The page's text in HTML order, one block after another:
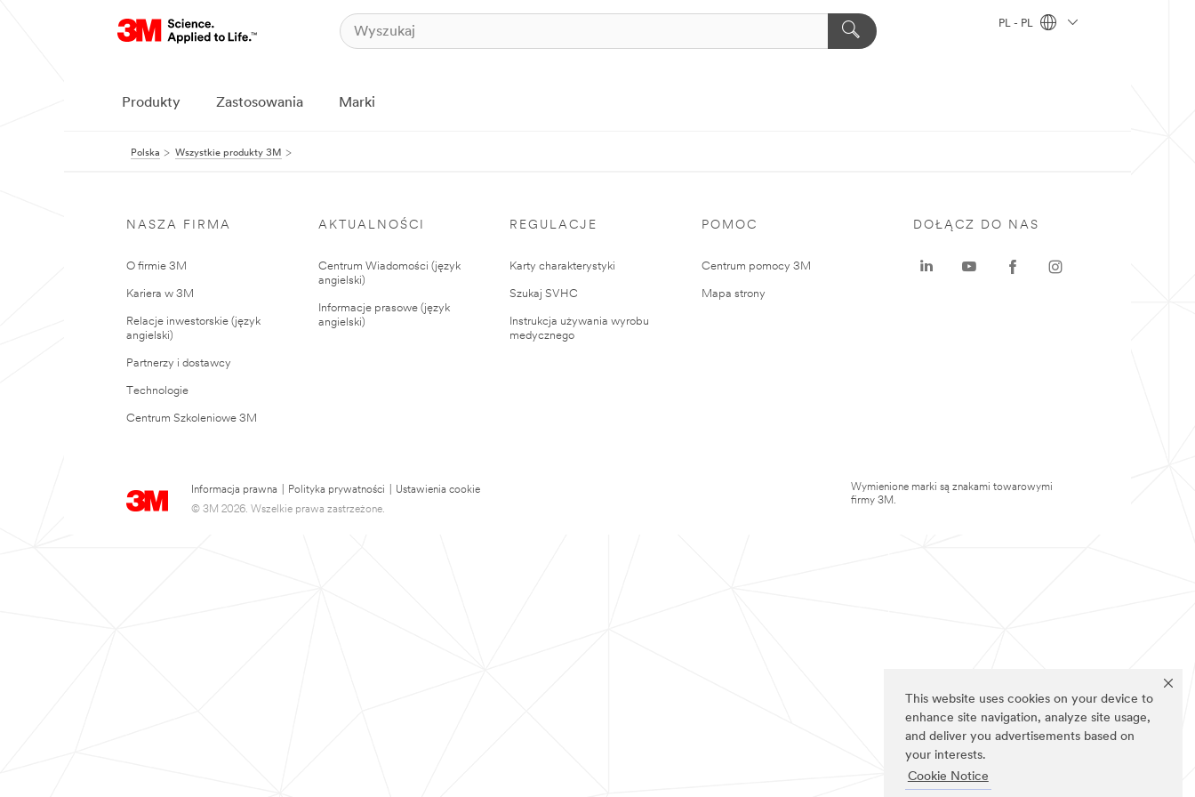
This website uses cookies on your device to
enhance site navigation, analyze site usage,
and deliver you advertisements based on
your interests.
Cookie Notice
PL - PL
Produkty Zastosowania Marki
Polska Wszystkie produkty 3M
NASZA FIRMA
O firmie 3M
Kariera w 3M
Relacje inwestorskie (język
angielski)
Partnerzy i dostawcy
Technologie
Centrum Szkoleniowe 3M
AKTUALNOŚCI
Centrum Wiadomości (język
angielski)
Informacje prasowe (język
angielski)
REGULACJE
Karty charakterystyki
Szukaj SVHC
Instrukcja używania wyrobu
medycznego
POMOC
Centrum pomocy 3M
Mapa strony
Informacja prawna Polityka prywatności
Ustawienia cookie
© 3M 2026. Wszelkie prawa zastrzeżone.
DOŁĄCZ DO NAS
Wymienione marki są znakami towarowymi
firmy 3M.